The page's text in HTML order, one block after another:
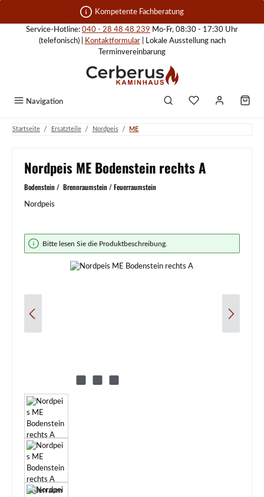
Zum Hauptinhalt springen Kompetente Fachberatung
Service-Hotline: 040 - 28 48 48 239 Mo-Fr, 08:30 - 17:30 Uhr
(telefonisch) |
Kontaktformular| Lokale Ausstellung nach
Terminvereinbarung
Navigation
Startseite / Ersatzteile / Nordpeis / ME
Nordpeis ME Bodenstein rechts A
Bodenstein / Brennraumstein / Feuerraumstein
Nordpeis
Bildergalerie überspringen
Bitte lesen Sie die Produktbeschreibung.